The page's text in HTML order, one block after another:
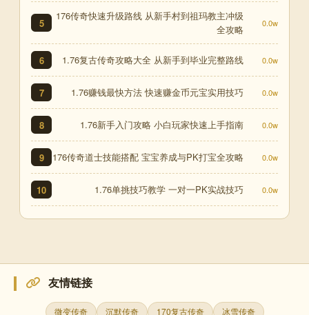
5
176传奇快速升级路线 从新手村到祖玛教主冲级
全攻略
0.0w
6 1.76复古传奇攻略大全 从新手到毕业完整路线 0.0w
7 1.76赚钱最快方法 快速赚金币元宝实用技巧 0.0w
8 1.76新手入门攻略 小白玩家快速上手指南 0.0w
9 176传奇道士技能搭配 宝宝养成与PK打宝全攻略 0.0w
10 1.76单挑技巧教学 一对一PK实战技巧 0.0w
友情链接
微变传奇 沉默传奇 170复古传奇 冰雪传奇